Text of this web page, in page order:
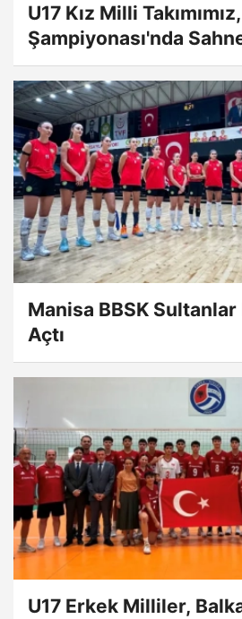
U17 Kız Milli
Şampiyonası'nda
Manisa BBSK
Açtı
U17 Erkek Milliler,